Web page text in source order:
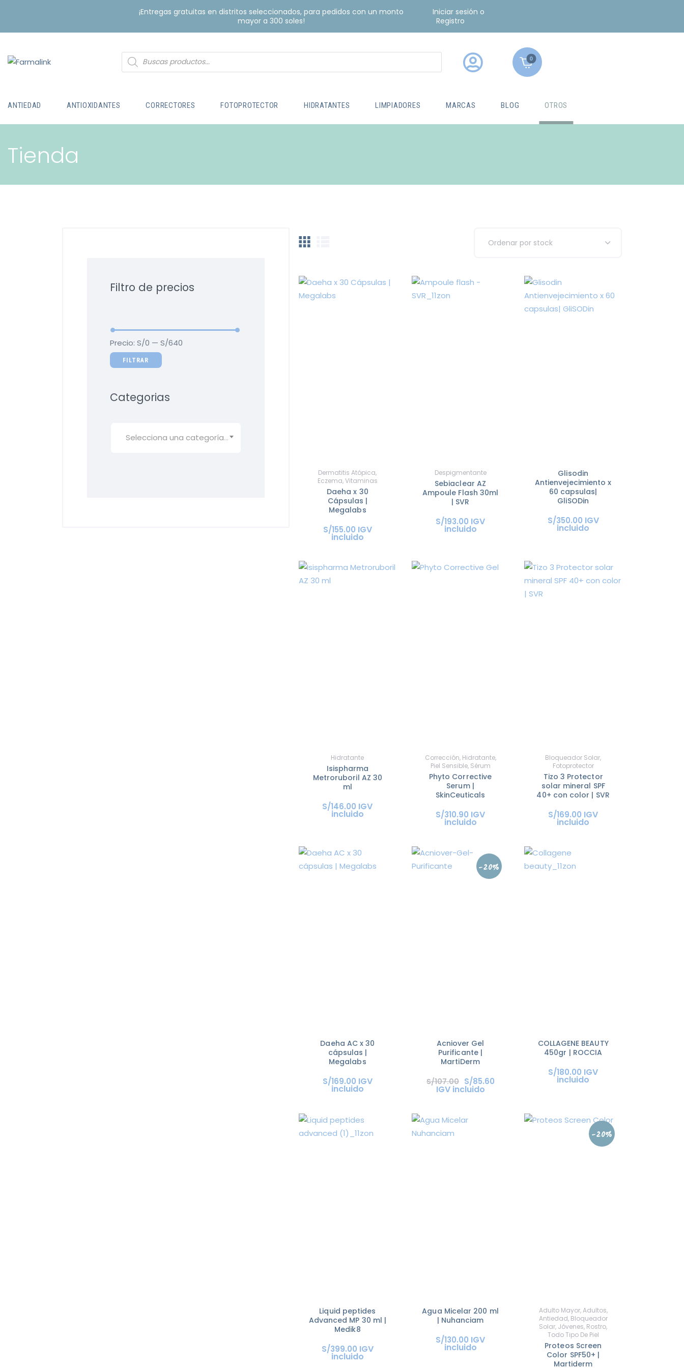
¡Entregas gratuitas en distritos seleccionados, para pedidos con un monto
mayor a 300 soles!
Iniciar sesión o
Registro
0
ANTIEDAD ANTIOXIDANTES CORRECTORES FOTOPROTECTOR HIDRATANTES LIMPIADORES MARCAS BLOG OTROS
Tienda
Dermatitis Atópica,
Eczema,Vitaminas
Daeha x 30
Cápsulas |
Megalabs
S/155.00 IGV
incluido
Despigmentante
Sebiaclear AZ
Ampoule Flash 30ml
| SVR
S/193.00 IGV
incluido
Glisodin
Antienvejecimiento x
60 capsulas|
GliSODin
S/350.00 IGV
incluido
Hidratante
Isispharma
Metroruboril AZ 30
ml
S/146.00 IGV
incluido
Corrección, Hidratante,
Piel Sensible, Sérum
Phyto Corrective
Serum |
SkinCeuticals
S/310.90 IGV
incluido
Bloqueador Solar,
Fotoprotector
Tizo 3 Protector
solar mineral SPF
40+ con color | SVR
S/169.00 IGV
incluido
Daeha AC x 30
cápsulas |
Megalabs
S/169.00 IGV
incluido
-20%
Acniover Gel
Purificante |
MartiDerm
S/107.00 S/85.60
IGV incluido
COLLAGENE BEAUTY
450gr | ROCCIA
S/180.00 IGV
incluido
Liquid peptides
Advanced MP 30 ml |
Medik8
S/399.00 IGV
incluido
Agua Micelar 200 ml
| Nuhanciam
S/130.00 IGV
incluido
-20%
Adulto Mayor,Adultos,
Antiedad, Bloqueador
Solar, Jóvenes, Rostro,
Todo Tipo De Piel
Proteos Screen
Color SPF50+ |
Martiderm
Filtro de precios
FILTRAR
Precio: S/0 — S/640
Categorias
Selecciona una categoría